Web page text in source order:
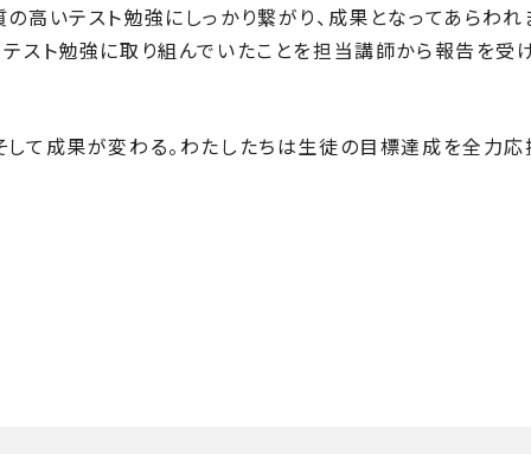
高いテスト勉強にしっかり繋がり、成果となってあらわれ
スト勉強に取り組んでいたことを担当講師から報告を受
して成果が変わる。わたしたちは生徒の目標達成を全力